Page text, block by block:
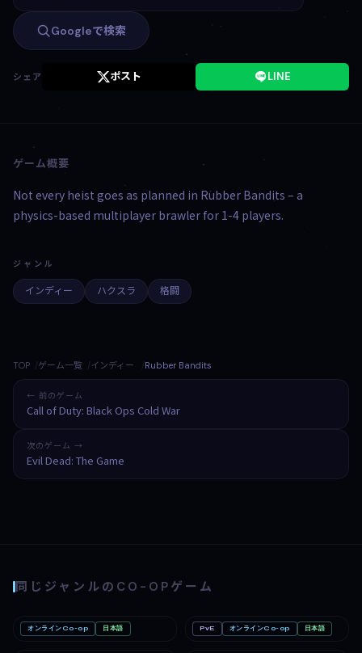
Googleで検索
シェア ポスト LINE
ゲーム概要
Not every heist goes as planned in Rubber Bandits – a
physics-based multiplayer brawler for 1-4 players.
ジャンル
インディー ハクスラ 格闘
TOP ゲーム一覧 インディー Rubber Bandits
← 前のゲーム
Call of Duty: Black Ops Cold War
次のゲーム →
Evil Dead: The Game
同じジャンルのCO-OPゲーム
Romestead
オンラインCo-op 日本語 PC
どろぼうノーム
PvE オンラインCo-op 日本語